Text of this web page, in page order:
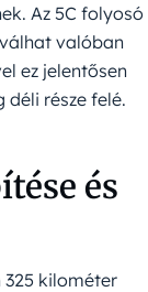
Az 5C folyosó
valóban
ez jelentősen
része felé.
és
325 kilométer